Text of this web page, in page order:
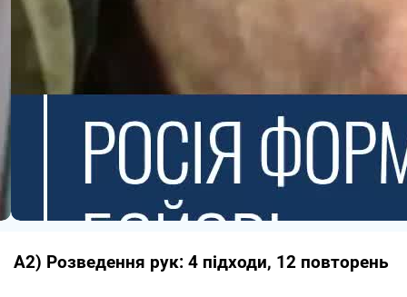
A2) Розведення рук: 4 підходи, 12 повторень